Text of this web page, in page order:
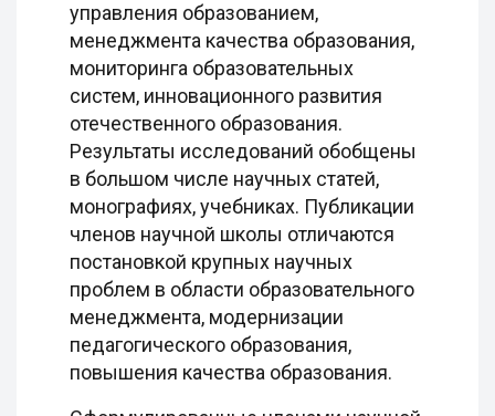
управления образованием,
менеджмента качества образования,
мониторинга образовательных
систем, инновационного развития
отечественного образования.
Результаты исследований обобщены
в большом числе научных статей,
монографиях, учебниках. Публикации
членов научной школы отличаются
постановкой крупных научных
проблем в области образовательного
менеджмента, модернизации
педагогического образования,
повышения качества образования.